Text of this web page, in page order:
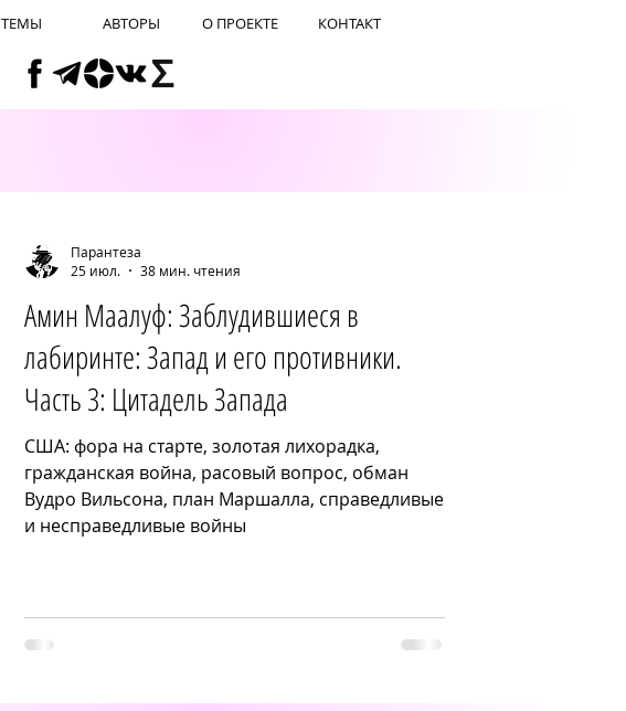
ТЕМЫ АВТОРЫ О ПРОЕКТЕ КОНТАКТ
Амин Маалуф: Заблудившиеся в
лабиринте: Запад и его противники.
Часть 3: Цитадель Запада
США: фора на старте, золотая лихорадка,
гражданская война, расовый вопрос, обман
Вудро Вильсона, план Маршалла, справедливые
и несправедливые войны
Парантеза
25 июл.
38 мин. чтения